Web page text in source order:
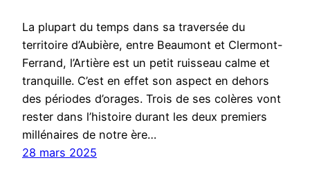
La plupart du temps dans sa traversée du
territoire d’Aubière, entre Beaumont et Clermont-
Ferrand, l’Artière est un petit ruisseau calme et
tranquille. C’est en effet son aspect en dehors
des périodes d’orages. Trois de ses colères vont
rester dans l’histoire durant les deux premiers
millénaires de notre ère…
28 mars 2025